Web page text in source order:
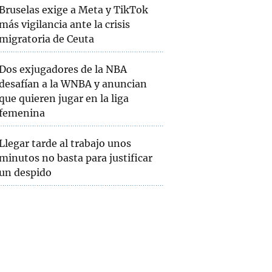
exige a Meta y TikTok
vigilancia ante la crisis
de Ceuta
exjugadores de la NBA
a la WNBA y anuncian
quieren jugar en la liga
tarde al trabajo unos
no basta para justificar
despido